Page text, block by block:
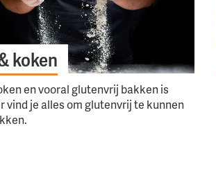
koken
en vooral glutenvrij bakken is
vind je alles om glutenvrij te kunnen